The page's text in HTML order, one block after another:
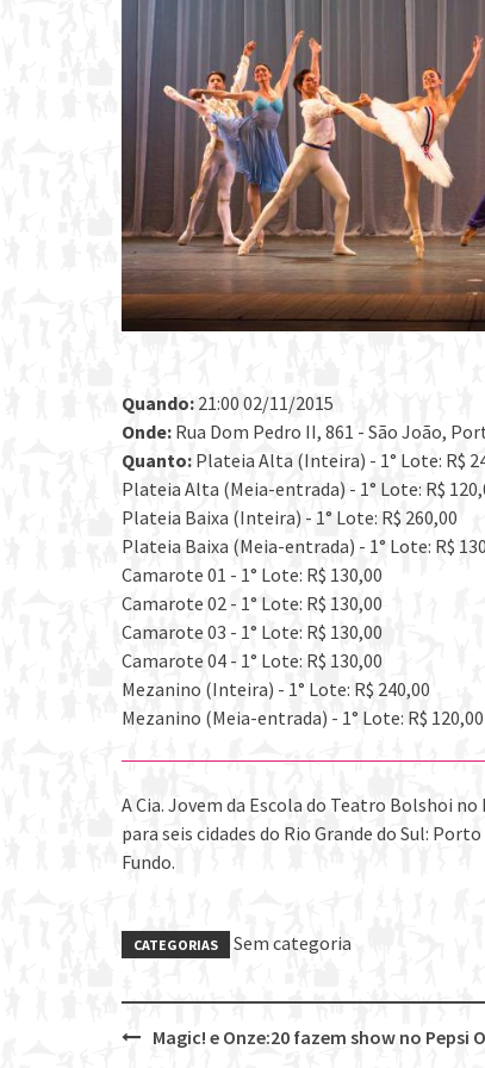
Quando: 21:00 02/11/2015
Onde: Rua Dom Pedro II, 861 - São João,
Quanto: Plateia Alta (Inteira) - 1° Lote: R$
Plateia Alta (Meia-entrada) - 1° Lote: R$
Plateia Baixa (Inteira) - 1° Lote: R$ 260,00
Plateia Baixa (Meia-entrada) - 1° Lote: R$
Camarote 01 - 1° Lote: R$ 130,00
Camarote 02 - 1° Lote: R$ 130,00
Camarote 03 - 1° Lote: R$ 130,00
Camarote 04 - 1° Lote: R$ 130,00
Mezanino (Inteira) - 1° Lote: R$ 240,00
Mezanino (Meia-entrada) - 1° Lote: R$ 120,00
A Cia. Jovem da Escola do Teatro Bolshoi
para seis cidades do Rio Grande do Sul:
Fundo.
CATEGORIAS Sem categoria
Magic! e Onze:20 fazem show no Pepsi